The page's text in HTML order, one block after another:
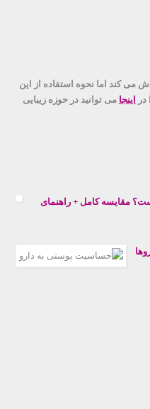
کند اما نحوه استفاده از این
اینجا می توانید در حوزه زیبایی
مقایسه کامل + راهنمای